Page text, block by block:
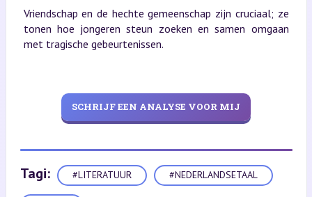
Vriendschap en de hechte gemeenschap zijn cruciaal; ze
tonen hoe jongeren steun zoeken en samen omgaan
met tragische gebeurtenissen.
SCHRIJF EEN ANALYSE VOOR MIJ
Tagi: #LITERATUUR #NEDERLANDSETAAL